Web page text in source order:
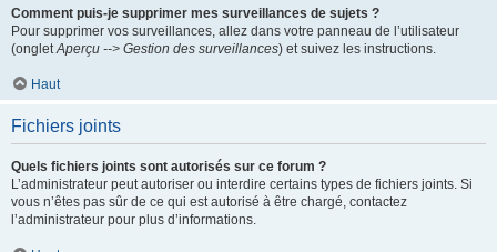
Comment puis-je supprimer mes surveillances de sujets ?
Pour supprimer vos surveillances, allez dans votre panneau de l’utilisateur
(ongletAperçu --> Gestion des surveillances) et suivez les instructions.
Haut
Fichiers joints
Quels fichiers joints sont autorisés sur ce forum ?
L’administrateur peut autoriser ou interdire certains types de fichiers joints. Si
vous n’êtes pas sûr de ce qui est autorisé à être chargé, contactez
l’administrateur pour plus d’informations.